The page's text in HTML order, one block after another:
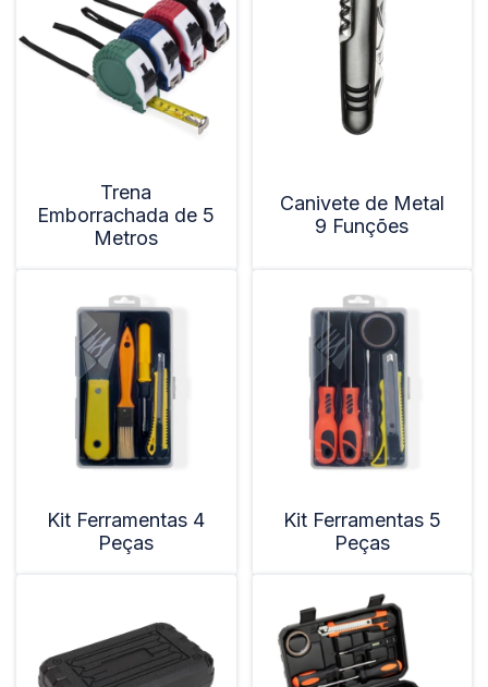
Trena
Emborrachada de 5
Metros
Canivete de Metal
9 Funções
Kit Ferramentas 4
Peças
Kit Ferramentas 5
Peças